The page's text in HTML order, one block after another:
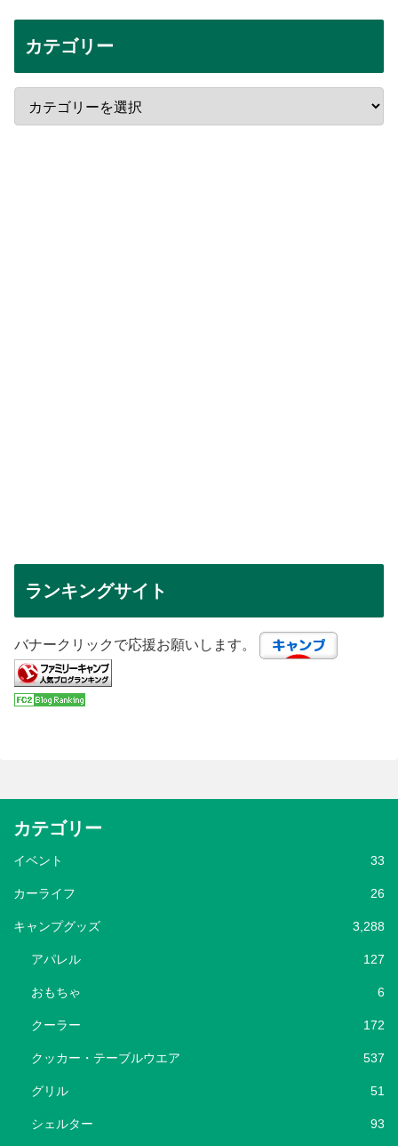
カテゴリー
ランキングサイト
バナークリックで応援お願いします。
カテゴリー
イベント 33
カーライフ 26
キャンプグッズ 3,288
アパレル 127
おもちゃ 6
クーラー 172
クッカー・テーブルウエア 537
グリル 51
シェルター 93